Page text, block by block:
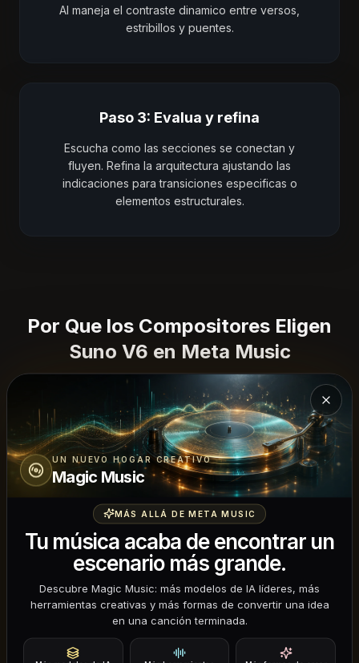
AI maneja el contraste dinamico entre versos,
estribillos y puentes.
Paso 3: Evalua y refina
Escucha como las secciones se conectan y
fluyen. Refina la arquitectura ajustando las
indicaciones para transiciones especificas o
elementos estructurales.
Por Que los Compositores Eligen
Suno V6 en Meta Music
Arquitectura avanzada de canciones para
compositores serios.
Seguimiento de Plano Estructural
Describe la arquitectura de tu cancion en detalle
(seccion por seccion) y Suno V6 sigue tu plano. Esta es
una IA que respeta tu vision estructural.
UN NUEVO HOGAR CREATIVO
Magic Music
MÁS ALLÁ DE META MUSIC
Tu música acaba de encontrar un
escenario más grande.
Descubre Magic Music: más modelos de IA líderes, más
herramientas creativas y más formas de convertir una idea
en una canción terminada.